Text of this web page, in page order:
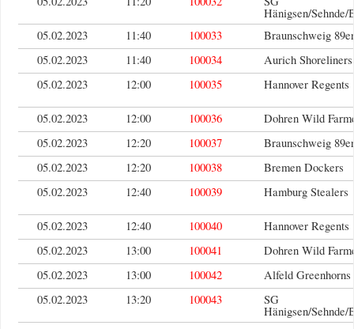
Hänigsen/Sehnde/
05.02.2023
11:40 100033
Braunschweig
05.02.2023
11:40 100034
Aurich Shoreliners
05.02.2023
12:00 100035 Hannover Regents
05.02.2023 12:00 100036
Dohren Wild
05.02.2023
12:20 100037
Braunschweig
05.02.2023
12:20 100038
Bremen Dockers
05.02.2023
12:40 100039 Hamburg Stealers
05.02.2023 12:40 100040
Hannover Regents
05.02.2023
13:00 100041
Dohren Wild
05.02.2023
13:00 100042
Alfeld Greenhorns
05.02.2023
13:20 100043 SG
Hänigsen/Sehnde/